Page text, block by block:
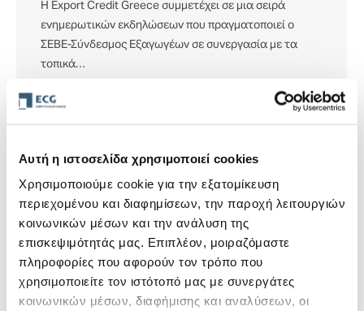
Αυτή η ιστοσελίδα χρησιμοποιεί cookies
Χρησιμοποιούμε cookie για την εξατομίκευση
περιεχομένου και διαφημίσεων, την παροχή λειτουργιών
κοινωνικών μέσων και την ανάλυση της
επισκεψιμότητάς μας. Επιπλέον, μοιραζόμαστε
πληροφορίες που αφορούν τον τρόπο που
χρησιμοποιείτε τον ιστότοπό μας με συνεργάτες
κοινωνικών μέσων, διαφήμισης και αναλύσεων, οι
Η Export Credit Greece συμμετέχει σε μια σειρά
ενημερωτικών εκδηλώσεων που πραγματοποιεί ο
ΣΕΒΕ-Σύνδεσμος Εξαγωγέων σε συνεργασία με τα
τοπικά…
Περισσότερα